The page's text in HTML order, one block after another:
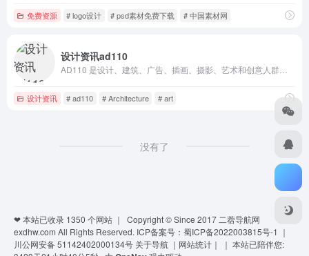
免费资源 # logo设计 # psd素材免费下载 # 中国素材网
设计资讯ad110
设计资讯 # ad110 # Architecture # art
没有了
❤ 本站已收录 1350 个网站 ｜ Copyright © Since 2017 二蓿导航网
exdhw.com All Rights Reserved. ICP备案号：蜀ICP备2022003815号-1 ｜
川公网安备 51142402000134号 关于导航 ｜ 网站统计 ｜ ｜ 本站已陪伴您: